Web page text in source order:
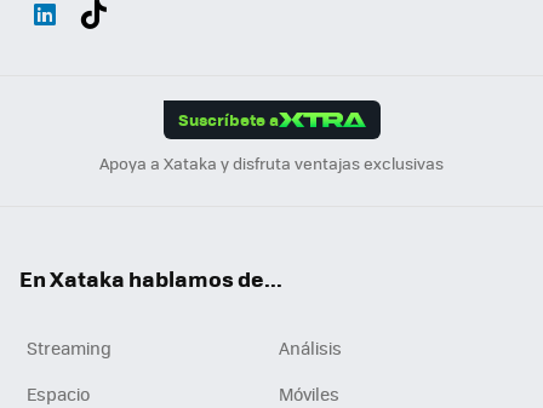
Suscríbete a
Apoya a Xataka y disfruta ventajas exclusivas
En Xataka hablamos de...
Streaming
Análisis
Espacio
Móviles